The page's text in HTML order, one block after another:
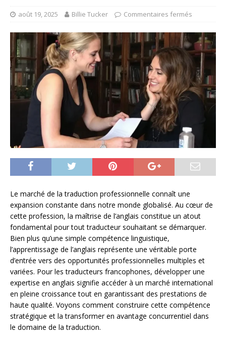
août 19, 2025 Billie Tucker Commentaires fermés
Le marché de la traduction professionnelle connaît une
expansion constante dans notre monde globalisé. Au cœur de
cette profession, la maîtrise de l’anglais constitue un atout
fondamental pour tout traducteur souhaitant se démarquer.
Bien plus qu’une simple compétence linguistique,
l’apprentissage de l’anglais représente une véritable porte
d’entrée vers des opportunités professionnelles multiples et
variées. Pour les traducteurs francophones, développer une
expertise en anglais signifie accéder à un marché international
en pleine croissance tout en garantissant des prestations de
haute qualité. Voyons comment construire cette compétence
stratégique et la transformer en avantage concurrentiel dans
le domaine de la traduction.